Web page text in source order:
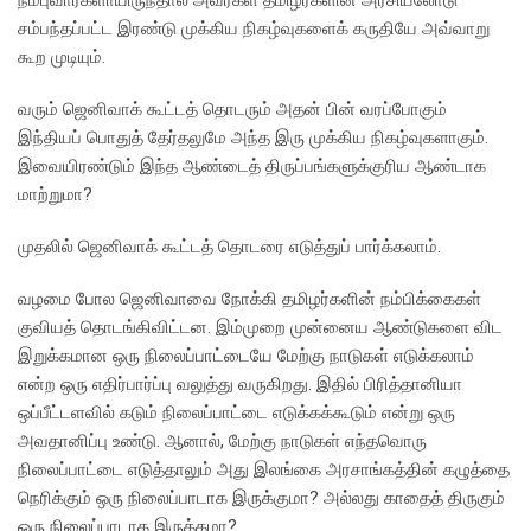
சம்பந்தப்பட்ட இரண்டு முக்கிய நிகழ்வுகளைக் கருதியே அவ்வாறு
கூற முடியும்.
வரும் ஜெனிவாக் கூட்டத் தொடரும் அதன் பின் வரப்போகும்
இந்தியப் பொதுத் தேர்தலுமே அந்த இரு முக்கிய நிகழ்வுகளாகும்.
இவையிரண்டும் இந்த ஆண்டைத் திருப்பங்களுக்குரிய ஆண்டாக
மாற்றுமா?
முதலில் ஜெனிவாக் கூட்டத் தொடரை எடுத்துப் பார்க்கலாம்.
வழமை போல ஜெனிவாவை நோக்கி தமிழர்களின் நம்பிக்கைகள்
குவியத் தொடங்கிவிட்டன. இம்முறை முன்னைய ஆண்டுகளை விட
இறுக்கமான ஒரு நிலைப்பாட்டையே மேற்கு நாடுகள் எடுக்கலாம்
என்ற ஒரு எதிர்பார்ப்பு வலுத்து வருகிறது. இதில் பிரித்தானியா
ஒப்பீட்டளவில் கடும் நிலைப்பாட்டை எடுக்கக்கூடும் என்று ஒரு
அவதானிப்பு உண்டு. ஆனால், மேற்கு நாடுகள் எந்தவொரு
நிலைப்பாட்டை எடுத்தாலும் அது இலங்கை அரசாங்கத்தின் கழுத்தை
நெரிக்கும் ஒரு நிலைப்பாடாக இருக்குமா? அல்லது காதைத் திருகும்
ஒரு நிலைப்பாடாக இருக்கமா?